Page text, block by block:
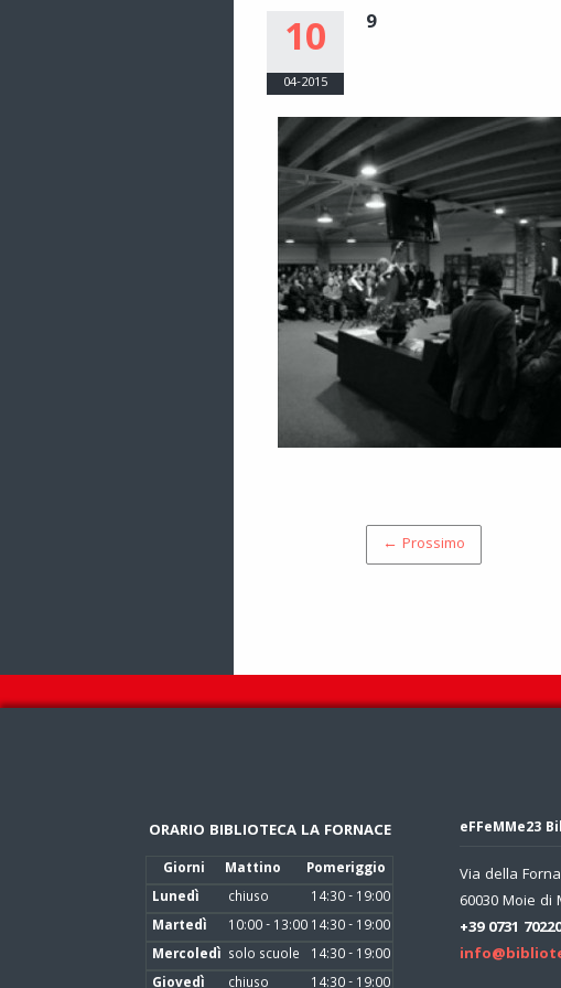
10
04-2015
9
← Prossimo
ORARIO BIBLIOTECA LA FORNACE
Giorni Mattino
Pomeriggio
Lunedì
chiuso
14:30 - 19:00
Martedì
10:00 - 13:0014:30 - 19:00
Mercoledì solo scuole 14:30 - 19:00
eFFeMMe23
Via della
60030 Moie di
+39 0731